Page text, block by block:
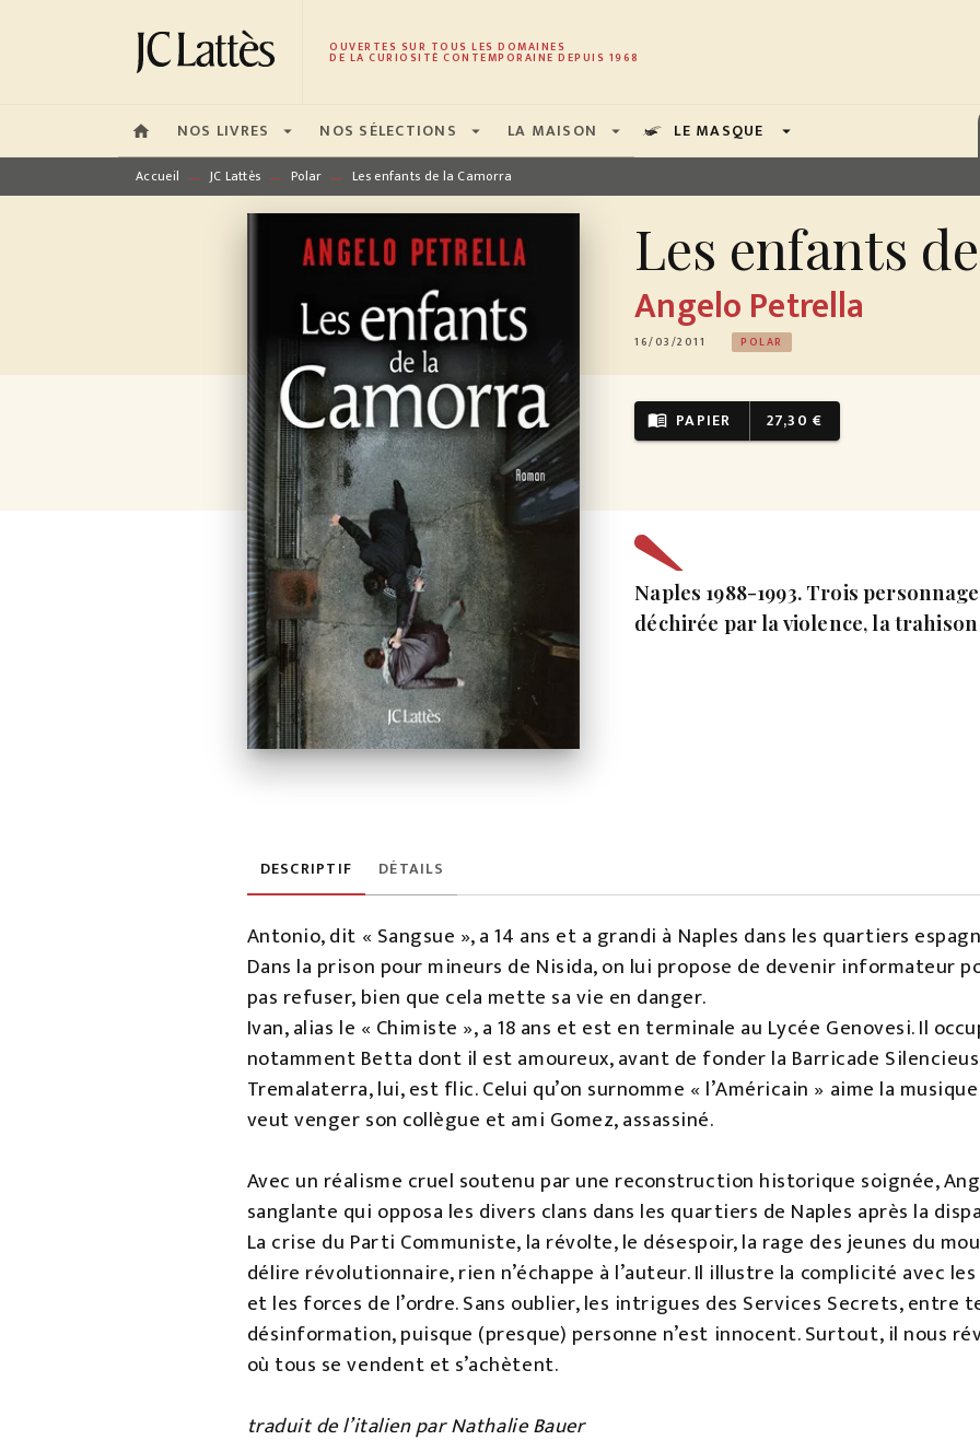
MENU RECHERCHE CONTENU PIED DE PAGE
OUVERTES SUR TOUS LES DOMAINES
DE LA CURIOSITÉ CONTEMPORAINE DEPUIS 1968
home NOS LIVRES arrow_drop_down NOS SÉLECTIONS arrow_drop_down LA MAISON arrow_drop_down LE MASQUE arrow_drop_down
Accueil — JC Lattès — Polar — Les enfants de la Camorra
Les enfants
Angelo Petrella
16/03/2011 POLAR
menu_book PAPIER 27,30 €
Naples 1988-1993. Trois
déchirée par la violence, la
DESCRIPTIF DÉTAILS
Antonio, dit « Sangsue », a 14 ans et a grandi à Naples dans les quartiers
Dans la prison pour mineurs de Nisida, on lui propose de devenir informateur
pas refuser, bien que cela mette sa vie en danger.
Ivan, alias le « Chimiste », a 18 ans et est en terminale au Lycée Genovesi. Il
notamment Betta dont il est amoureux, avant de fonder la Barricade
Tremalaterra, lui, est flic. Celui qu’on surnomme « l’Américain » aime la
veut venger son collègue et ami Gomez, assassiné.
Avec un réalisme cruel soutenu par une reconstruction historique soignée,
sanglante qui opposa les divers clans dans les quartiers de Naples après la
La crise du Parti Communiste, la révolte, le désespoir, la rage des jeunes du
délire révolutionnaire, rien n’échappe à l’auteur. Il illustre la complicité avec
et les forces de l’ordre. Sans oublier, les intrigues des Services Secrets,
désinformation, puisque (presque) personne n’est innocent. Surtout, il nous
où tous se vendent et s’achètent.
traduit de l’italien par Nathalie Bauer